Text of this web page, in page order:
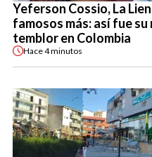
Yeferson Cossio, La
famosos más: así fue
temblor en Colombia
Hace4 minutos